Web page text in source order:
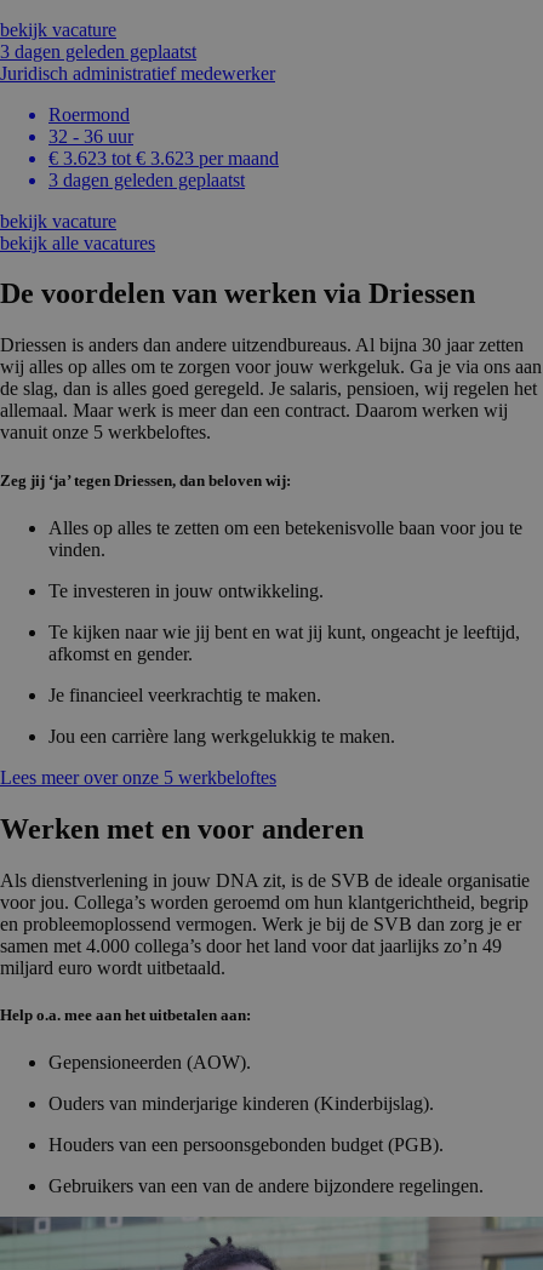
bekijk vacature
3 dagen geleden geplaatst
Juridisch administratief medewerker
Roermond
32 - 36 uur
€ 3.623 tot € 3.623 per maand
3 dagen geleden geplaatst
bekijk vacature
bekijk alle vacatures
De voordelen van werken via Driessen
Driessen is anders dan andere uitzendbureaus. Al bijna 30 jaar zetten
wij alles op alles om te zorgen voor jouw werkgeluk. Ga je via ons aan
de slag, dan is alles goed geregeld. Je salaris, pensioen, wij regelen het
allemaal. Maar werk is meer dan een contract. Daarom werken wij
vanuit onze 5 werkbeloftes.
Zeg jij ‘ja’ tegen Driessen, dan beloven wij:
Alles op alles te zetten om een betekenisvolle baan voor jou te
vinden.
Te investeren in jouw ontwikkeling.
Te kijken naar wie jij bent en wat jij kunt, ongeacht je leeftijd,
afkomst en gender.
Je financieel veerkrachtig te maken.
Jou een carrière lang werkgelukkig te maken.
Lees meer over onze 5 werkbeloftes
Werken met en voor anderen
Als dienstverlening in jouw DNA zit, is de SVB de ideale organisatie
voor jou. Collega’s worden geroemd om hun klantgerichtheid, begrip
en probleemoplossend vermogen. Werk je bij de SVB dan zorg je er
samen met 4.000 collega’s door het land voor dat jaarlijks zo’n 49
miljard euro wordt uitbetaald.
Help o.a. mee aan het uitbetalen aan:
Gepensioneerden (AOW).
Ouders van minderjarige kinderen (Kinderbijslag).
Houders van een persoonsgebonden budget (PGB).
Gebruikers van een van de andere bijzondere regelingen.